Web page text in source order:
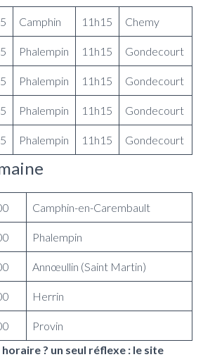
Camphin 11h15 Chemy
Phalempin 11h15 Gondecourt
Phalempin 11h15 Gondecourt
Phalempin 11h15 Gondecourt
Phalempin 11h15 Gondecourt
Camphin-en-Carembault
Phalempin
Annœullin (Saint Martin)
Herrin
Provin
? un seul réflexe : le site